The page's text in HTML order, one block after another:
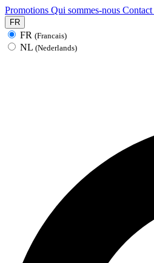
Promotions Qui sommes-nous Contact
FR
FR (Francais)
NL (Nederlands)